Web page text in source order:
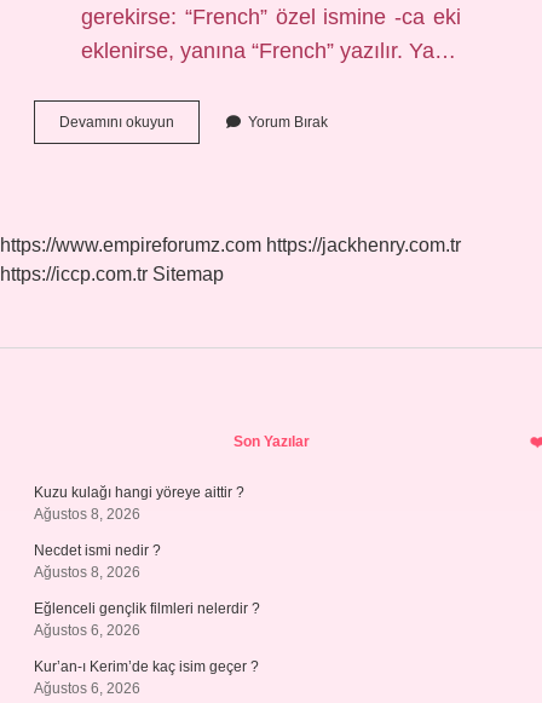
gerekirse: “French” özel ismine -ca eki
eklenirse, yanına “French” yazılır. Ya…
Devamını okuyun Türkçede
Hangi
Yorum Bırak
https://www.empireforumz.com https://jackhenry.com.tr
https://iccp.com.tr Sitemap
Son Yazılar
Kuzu kulağı hangi yöreye aittir ?
Ağustos 8, 2026
Necdet ismi nedir ?
Ağustos 8, 2026
Eğlenceli gençlik filmleri nelerdir ?
Ağustos 6, 2026
Kur’an-ı Kerim’de kaç isim geçer ?
Ağustos 6, 2026